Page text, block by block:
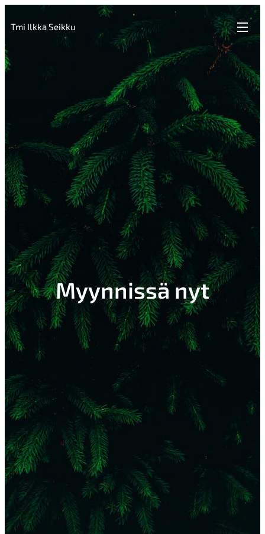
Tmi Ilkka Seikku
Myynnissä nyt